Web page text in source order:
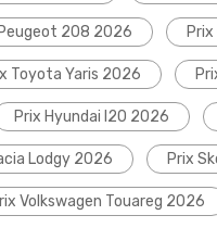
208 2026
Toyota Yaris 2026
Prix Hyundai I20 2026
Lodgy 2026 Prix
Volkswagen Touareg 2026